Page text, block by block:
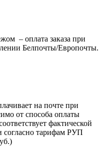
– оплата заказа при
Белпочты/Европочты.
на почте при
от способа оплаты
фактической
согласно тарифам РУП